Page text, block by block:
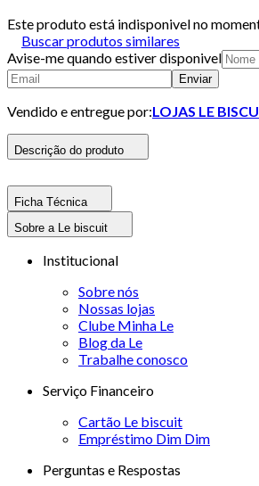
Este produto está indisponivel no
Buscar produtos similares
Avise-me quando estiver disponivel
Enviar
Vendido e entregue por:LOJAS LE
Descrição do produto
Ficha Técnica
Sobre a Le biscuit
Institucional
Sobre nós
Nossas lojas
Clube Minha Le
Blog da Le
Trabalhe conosco
Serviço Financeiro
Cartão Le biscuit
Empréstimo Dim Dim
Perguntas e Respostas